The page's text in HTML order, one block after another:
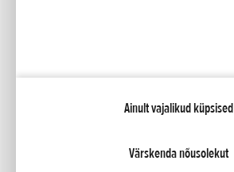
Ainult vajalikud küpsised
Värskenda nõusolekut